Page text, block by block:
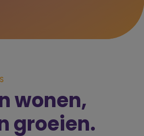
wonen,
groeien.